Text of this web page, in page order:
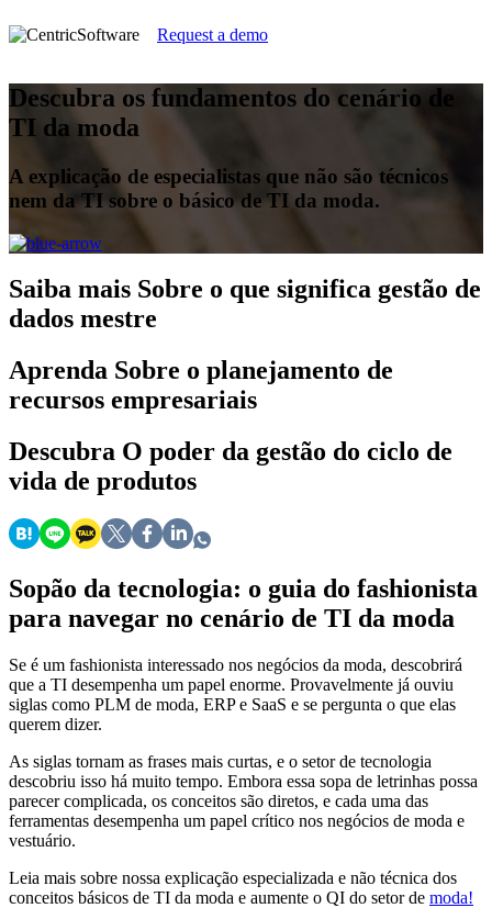
Request a demo
Descubra os fundamentos do cenário de
TI da moda
A explicação de especialistas que não são técnicos
nem da TI sobre o básico de TI da moda.
Saiba mais Sobre o que significa gestão de
dados mestre
Aprenda Sobre o planejamento de
recursos empresariais
Descubra O poder da gestão do ciclo de
vida de produtos
Sopão da tecnologia: o guia do fashionista
para navegar no cenário de TI da moda
Se é um fashionista interessado nos negócios da moda, descobrirá
que a TI desempenha um papel enorme. Provavelmente já ouviu
siglas como PLM de moda, ERP e SaaS e se pergunta o que elas
querem dizer.
As siglas tornam as frases mais curtas, e o setor de tecnologia
descobriu isso há muito tempo. Embora essa sopa de letrinhas possa
parecer complicada, os conceitos são diretos, e cada uma das
ferramentas desempenha um papel crítico nos negócios de moda e
vestuário.
Leia mais sobre nossa explicação especializada e não técnica dos
conceitos básicos de TI da moda e aumente o QI do setor de moda!